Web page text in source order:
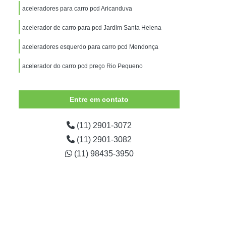
Adaptação de Veículos para Deficientes
Deficientes Físicos
com Mobilidade Reduzida
Pessoas com Nanismo
Adaptação Veículo Deficiente Físico
Adaptação Veicular de Cadeira de Rodas
Adaptação Veicular Deficientes
Adaptação Veicular para Deficientes
Veicular Pcd Universal
Veicular Universal Deficientes
aceleradores para carro pcd Aricanduva
acelerador de carro para pcd Jardim Santa Helena
aceleradores esquerdo para carro pcd Mendonça
acelerador do carro pcd preço Rio Pequeno
Entre em contato
(11) 2901-3072
(11) 2901-3082
(11) 98435-3950